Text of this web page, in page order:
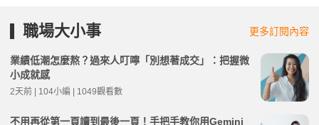
職場大小事 更多訂閱內容
業績低潮怎麼熬？過來人叮嚀「別想著成交」：把握微
小成就感
2天前 | 104小編 | 1049觀看數
不用再從第一頁讀到最後一頁！手把手教你用Gemini